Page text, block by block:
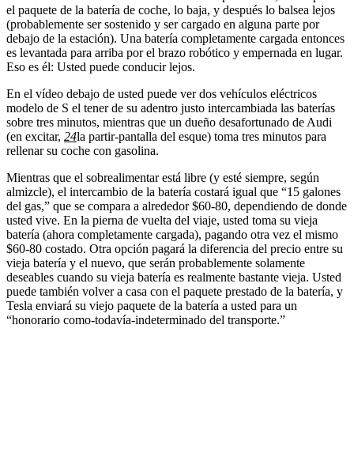
el paquete de la batería de coche, lo baja, y después lo balsea lejos
(probablemente ser sostenido y ser cargado en alguna parte por
debajo de la estación). Una batería completamente cargada entonces
es levantada para arriba por el brazo robótico y empernada en lugar.
Eso es él: Usted puede conducir lejos.
En el vídeo debajo de usted puede ver dos vehículos eléctricos
modelo de S el tener de su adentro justo intercambiada las baterías
sobre tres minutos, mientras que un dueño desafortunado de Audi
(en excitar, 24la partir-pantalla del esque) toma tres minutos para
rellenar su coche con gasolina.
Mientras que el sobrealimentar está libre (y esté siempre, según
almizcle), el intercambio de la batería costará igual que “15 galones
del gas,” que se compara a alrededor $60-80, dependiendo de donde
usted vive. En la pierna de vuelta del viaje, usted toma su vieja
batería (ahora completamente cargada), pagando otra vez el mismo
$60-80 costado. Otra opción pagará la diferencia del precio entre su
vieja batería y el nuevo, que serán probablemente solamente
deseables cuando su vieja batería es realmente bastante vieja. Usted
puede también volver a casa con el paquete prestado de la batería, y
Tesla enviará su viejo paquete de la batería a usted para un
“honorario como-todavía-indeterminado del transporte.”